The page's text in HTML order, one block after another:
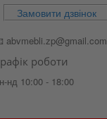
Замовити дзвінок
abvmebli.zp@gmail.com
роботи
нд 10:00 - 18:00